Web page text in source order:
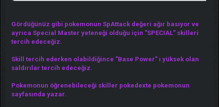
Gördüğünüz gibi pokemonun SpAttack değeri ağır basıyor ve
ayrıca Special Master yeteneği olduğu için "SPECIAL" skilleri
tercih edeceğiz.
Skill tercih ederken olabildiğince "Base Power" ı yüksek olan
saldırılar tercih edeceğiz.
Pokemonun öğrenebileceği skiller pokedexte pokemonun
sayfasında yazar.